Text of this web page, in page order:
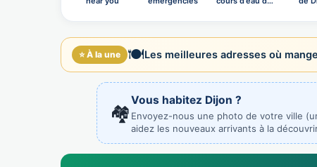
⭐ À la une 🍽️Les meilleures adresses où
🏘️
Vous habitez Dijon ?
Envoyez-nous une photo de votre ville
aidez les nouveaux arrivants à la